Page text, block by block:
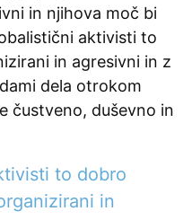
in njihova moč bi
aktivisti to
in agresivni in z
dela otrokom
čustveno, duševno in
to dobro
in